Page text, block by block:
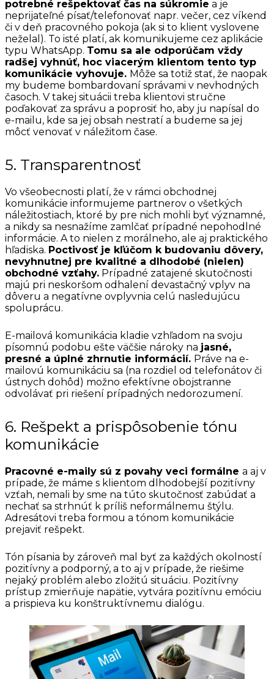
potrebné rešpektovať čas na súkromie a je
neprijateľné písať/telefonovať napr. večer, cez víkend
či v deň pracovného pokoja (ak si to klient vyslovene
neželal). To isté platí, ak komunikujeme cez aplikácie
typu WhatsApp. Tomu sa ale odporúčam vždy
radšej vyhnúť, hoc viacerým klientom tento typ
komunikácie vyhovuje. Môže sa totiž stať, že naopak
my budeme bombardovaní správami v nevhodných
časoch. V takej situácii treba klientovi stručne
poďakovať za správu a poprosiť ho, aby ju napísal do
e-mailu, kde sa jej obsah nestratí a budeme sa jej
môcť venovať v náležitom čase.
5. Transparentnosť
Vo všeobecnosti platí, že v rámci obchodnej
komunikácie informujeme partnerov o všetkých
náležitostiach, ktoré by pre nich mohli byť významné,
a nikdy sa nesnažíme zamlčať prípadné nepohodlné
informácie. A to nielen z morálneho, ale aj praktického
hľadiska. Poctivosť je kľúčom k budovaniu dôvery,
nevyhnutnej pre kvalitné a dlhodobé (nielen)
obchodné vzťahy. Prípadné zatajené skutočnosti
majú pri neskoršom odhalení devastačný vplyv na
dôveru a negatívne ovplyvnia celú nasledujúcu
spoluprácu.
E-mailová komunikácia kladie vzhľadom na svoju
písomnú podobu ešte väčšie nároky na jasné,
presné a úplné zhrnutie informácií. Práve na e-
mailovú komunikáciu sa (na rozdiel od telefonátov či
ústnych dohôd) možno efektívne obojstranne
odvolávať pri riešení prípadných nedorozumení.
6. Rešpekt a prispôsobenie tónu
komunikácie
Pracovné e-maily sú z povahy veci formálne a aj v
prípade, že máme s klientom dlhodobejší pozitívny
vzťah, nemali by sme na túto skutočnosť zabúdať a
nechať sa strhnúť k príliš neformálnemu štýlu.
Adresátovi treba formou a tónom komunikácie
prejaviť rešpekt.
Tón písania by zároveň mal byť za každých okolností
pozitívny a podporný, a to aj v prípade, že riešime
nejaký problém alebo zložitú situáciu. Pozitívny
prístup zmierňuje napätie, vytvára pozitívnu emóciu
a prispieva ku konštruktívnemu dialógu.